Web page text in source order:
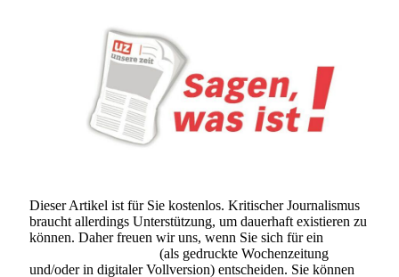
Dieser Artikel ist für Sie kostenlos. Kritischer Journalismus
braucht allerdings Unterstützung, um dauerhaft existieren zu
können. Daher freuen wir uns, wenn Sie sich für ein
(als gedruckte Wochenzeitung
und/oder in digitaler Vollversion) entscheiden. Sie können